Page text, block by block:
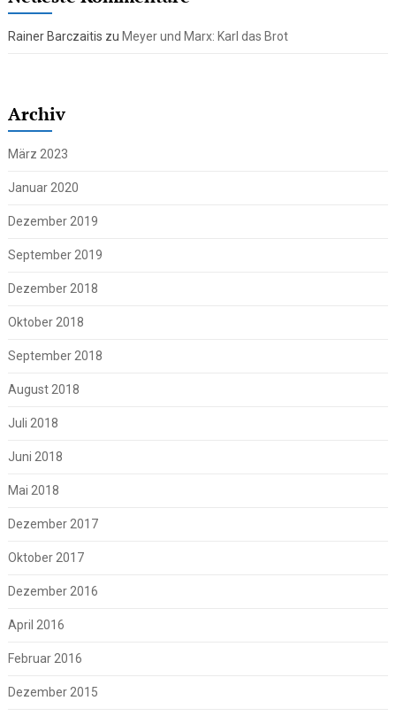
Rainer Barczaitis zu Meyer und Marx: Karl das Brot
Archiv
März 2023
Januar 2020
Dezember 2019
September 2019
Dezember 2018
Oktober 2018
September 2018
August 2018
Juli 2018
Juni 2018
Mai 2018
Dezember 2017
Oktober 2017
Dezember 2016
April 2016
Februar 2016
Dezember 2015